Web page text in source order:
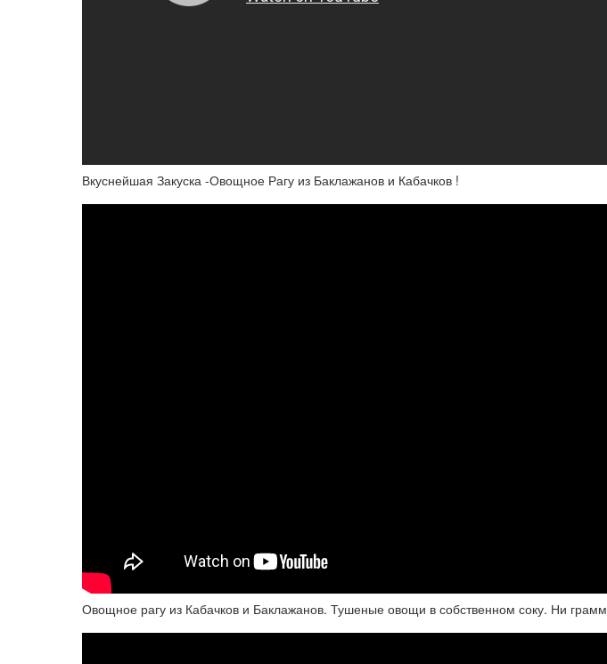
Вкуснейшая Закуска -Овощное Рагу из Баклажанов и Кабачков !
Овощное рагу из Кабачков и Баклажанов. Тушеные овощи в собственном соку. Ни